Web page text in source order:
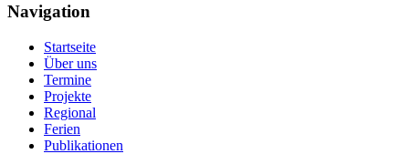
Navigation
Startseite
Über uns
Termine
Projekte
Regional
Ferien
Publikationen